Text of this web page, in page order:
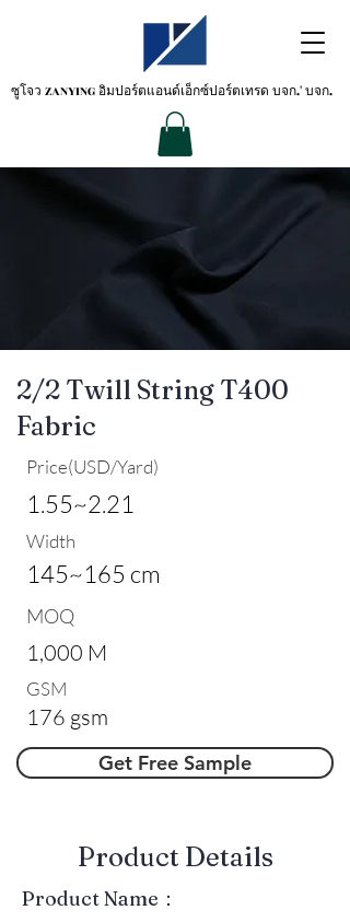
ซูโจว ZANYINGอิมปอร์ตแอนด์เอ็กซ์ปอร์ตเทรด บจก.' บจก.
2/2 Twill String T400
Fabric
Price(USD/Yard)
1.55~2.21
Width
145~165 cm
MOQ
1,000 M
GSM
176 gsm
Get Free Sample
​Product Details
Product Name：